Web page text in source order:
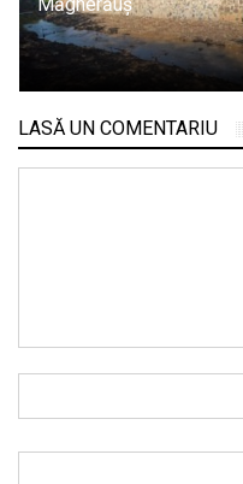
LASĂ UN COMENTARIU